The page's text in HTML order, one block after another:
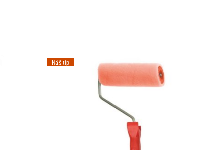
Náš tip